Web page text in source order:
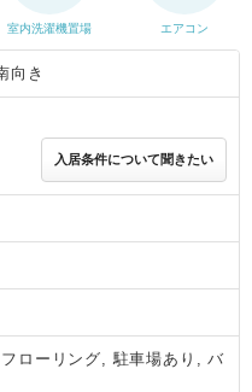
室内洗濯機置場 エアコン
向き
入居条件について聞きたい
ローリング, 駐車場あり, バ